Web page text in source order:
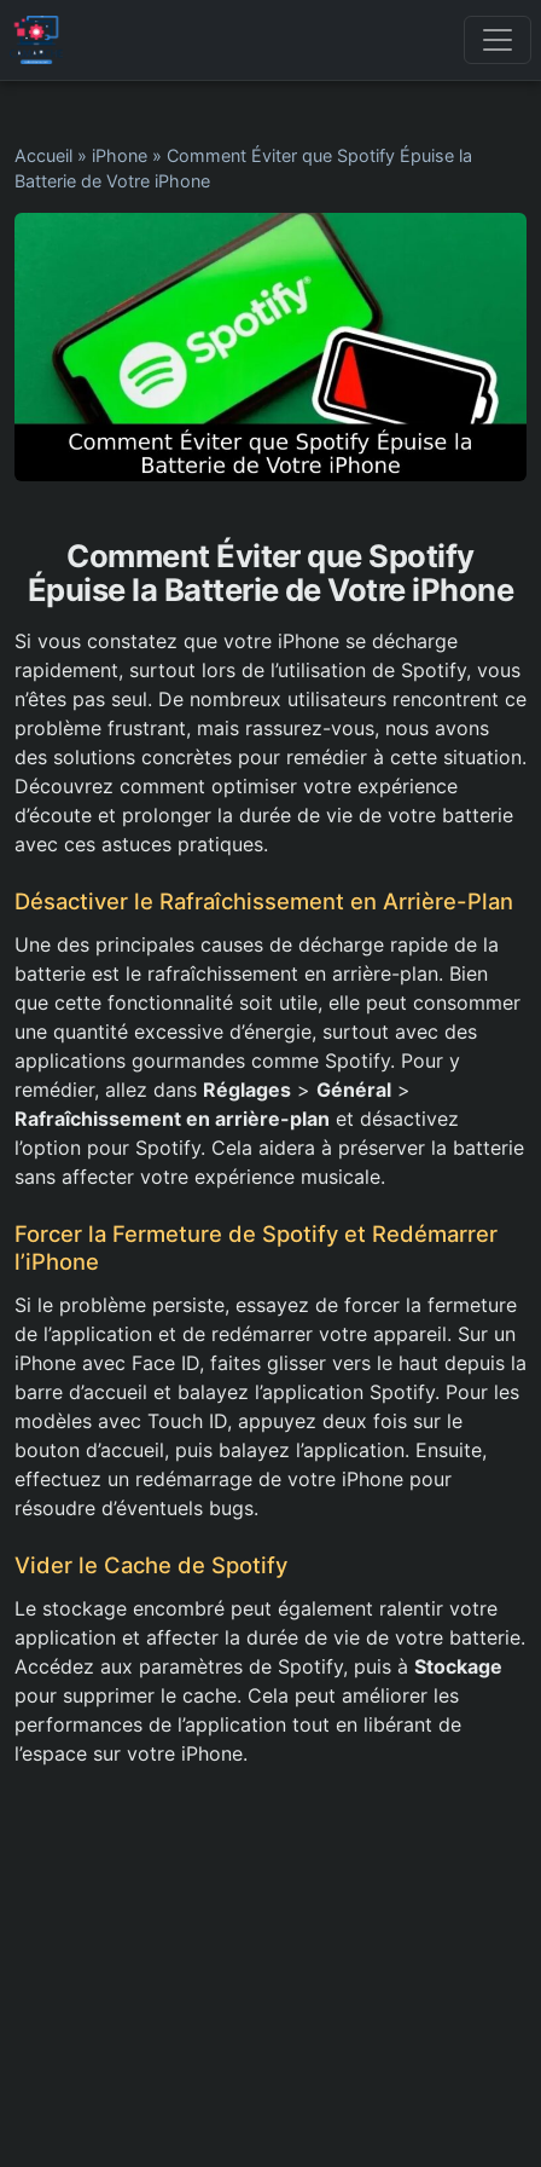
Accueil » iPhone » Comment Éviter que Spotify Épuise la
Batterie de Votre iPhone
Comment Éviter que Spotify
Épuise la Batterie de Votre iPhone
Si vous constatez que votre iPhone se décharge
rapidement, surtout lors de l’utilisation de Spotify, vous
n’êtes pas seul. De nombreux utilisateurs rencontrent ce
problème frustrant, mais rassurez-vous, nous avons
des solutions concrètes pour remédier à cette situation.
Découvrez comment optimiser votre expérience
d’écoute et prolonger la durée de vie de votre batterie
avec ces astuces pratiques.
Désactiver le Rafraîchissement en Arrière-Plan
Une des principales causes de décharge rapide de la
batterie est le rafraîchissement en arrière-plan. Bien
que cette fonctionnalité soit utile, elle peut consommer
une quantité excessive d’énergie, surtout avec des
applications gourmandes comme Spotify. Pour y
remédier, allez dans Réglages > Général >
Rafraîchissement en arrière-plan et désactivez
l’option pour Spotify. Cela aidera à préserver la batterie
sans affecter votre expérience musicale.
Forcer la Fermeture de Spotify et Redémarrer
l’iPhone
Si le problème persiste, essayez de forcer la fermeture
de l’application et de redémarrer votre appareil. Sur un
iPhone avec Face ID, faites glisser vers le haut depuis la
barre d’accueil et balayez l’application Spotify. Pour les
modèles avec Touch ID, appuyez deux fois sur le
bouton d’accueil, puis balayez l’application. Ensuite,
effectuez un redémarrage de votre iPhone pour
résoudre d’éventuels bugs.
Vider le Cache de Spotify
Le stockage encombré peut également ralentir votre
application et affecter la durée de vie de votre batterie.
Accédez aux paramètres de Spotify, puis à Stockage
pour supprimer le cache. Cela peut améliorer les
performances de l’application tout en libérant de
l’espace sur votre iPhone.